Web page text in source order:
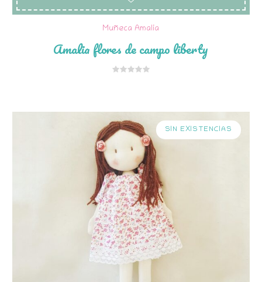
Muñeca Amalia
Amalia flores de campo liberty
SIN EXISTENCIAS